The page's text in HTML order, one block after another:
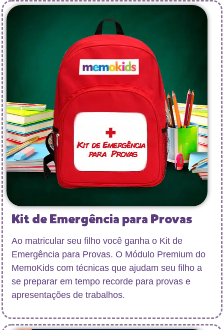
Kit de Emergência para Provas
Ao matricular seu filho você ganha o Kit de
Emergência para Provas. O Módulo Premium do
MemoKids com técnicas que ajudam seu filho a
se preparar em tempo recorde para provas e
apresentações de trabalhos.